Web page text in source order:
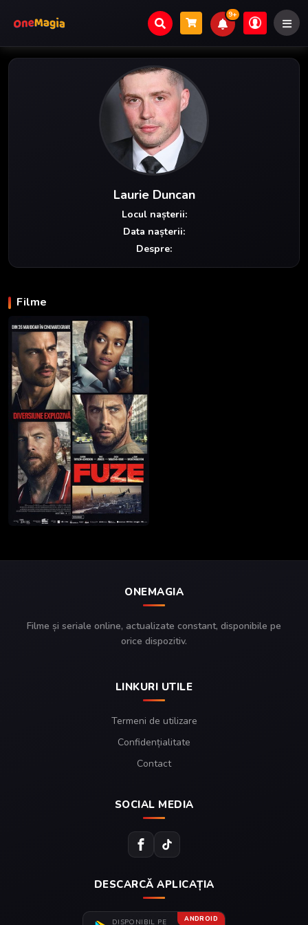
9+
Laurie Duncan
Locul nașterii:
Data nașterii:
Despre:
Filme
ONEMAGIA
Filme și seriale online, actualizate constant, disponibile pe
orice dispozitiv.
LINKURI UTILE
Termeni de utilizare
Confidențialitate
Contact
SOCIAL MEDIA
DESCARCĂ APLICAȚIA
ANDROID
DISPONIBIL PE